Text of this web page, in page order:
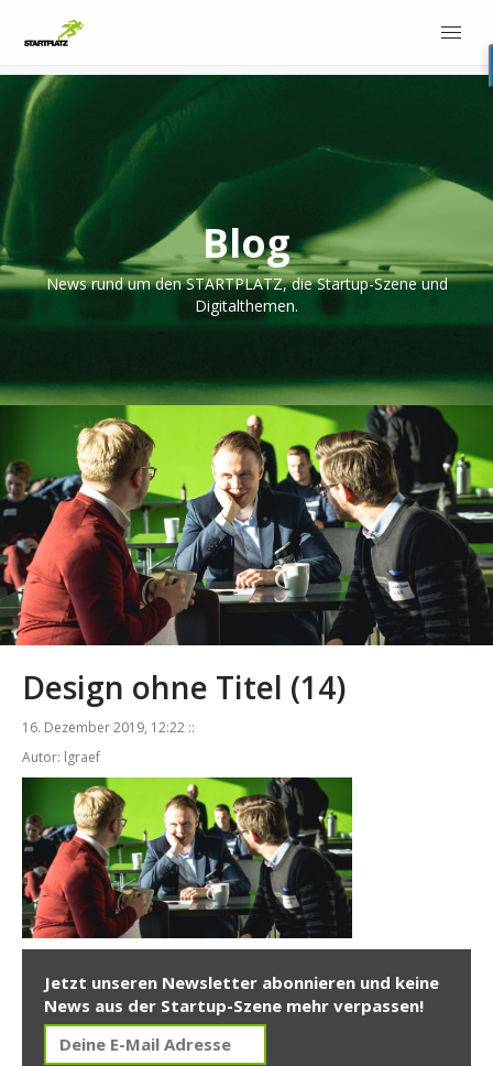
Blog
News rund um den STARTPLATZ, die Startup-Szene und
Digitalthemen.
Design ohne Titel (14)
16. Dezember 2019, 12:22 ::
Autor: lgraef
Jetzt unseren Newsletter abonnieren und keine
News aus der Startup-Szene mehr verpassen!